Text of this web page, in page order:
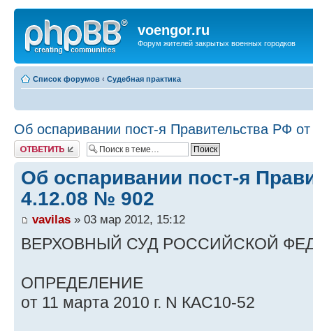
voengor.ru
Форум жителей закрытых военных городков
Список форумов ‹ Судебная практика
Об оспаривании пост-я Правительства РФ
Ответить
Об оспаривании пост-я
4.12.08 № 902
vavilas » 03 мар 2012, 15:12
ВЕРХОВНЫЙ СУД РОССИЙСКОЙ
ОПРЕДЕЛЕНИЕ
от 11 марта 2010 г. N КАС10-52